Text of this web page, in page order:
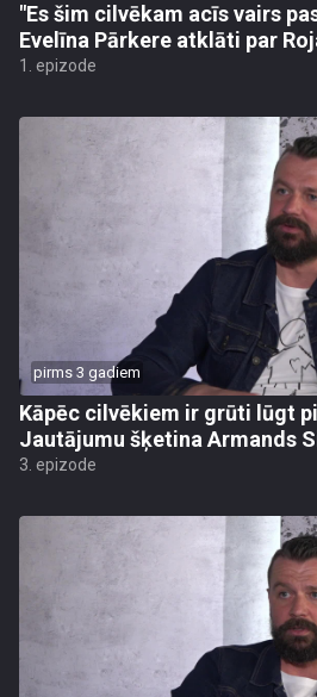
"Es šim cilvēkam acīs vairs
Evelīna Pārkere atklāti par
1. epizode
pirms 3 gadiem
Kāpēc cilvēkiem ir grūti lūgt
Jautājumu šķetina Armands
3. epizode